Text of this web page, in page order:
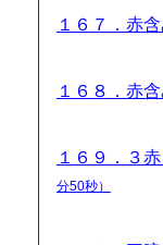
１６７．赤
１６８．赤
１６９．３
分50秒）